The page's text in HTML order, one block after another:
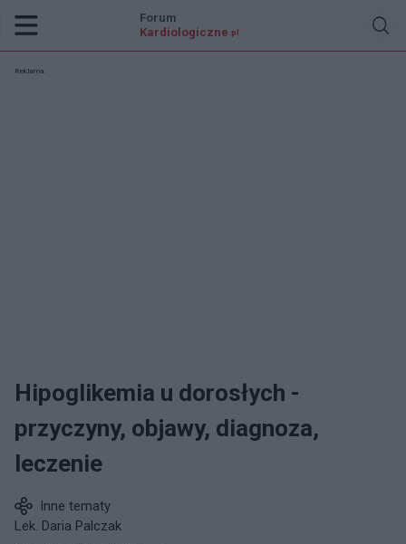
Forum
Kardiologiczne .pl
Reklama:
Hipoglikemia u dorosłych -
przyczyny, objawy, diagnoza,
leczenie
Inne tematy
Lek. Daria Palczak